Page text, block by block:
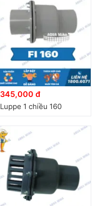
345,000 đ
Luppe 1 chiều 160